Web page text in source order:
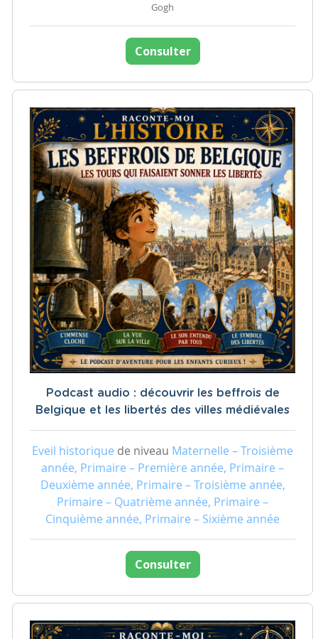
Gogh
Consulter
Podcast audio : découvrir les beffrois de
Belgique et les libertés des villes médiévales
Eveil historique de niveau Maternelle – Troisième
année, Primaire – Première année, Primaire –
Deuxième année, Primaire – Troisième année,
Primaire – Quatrième année, Primaire –
Cinquième année, Primaire – Sixième année
Consulter